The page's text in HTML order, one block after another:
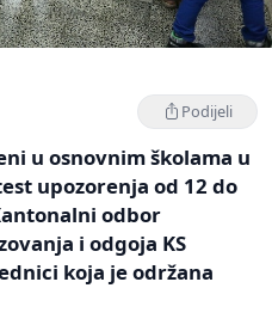
Podijeli
u osnovnim školama u
upozorenja od 12 do
odbor
i odgoja KS
koja je održana